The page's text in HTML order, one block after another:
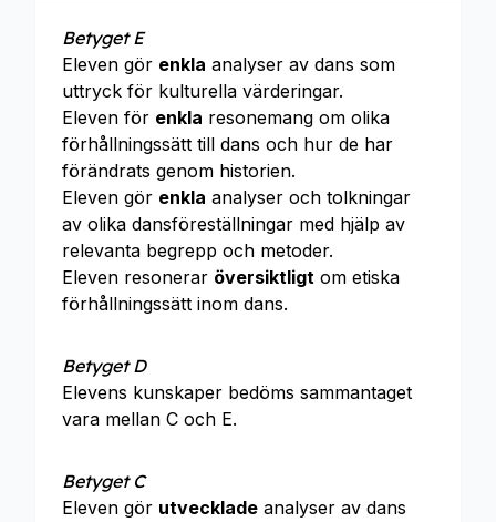
Betyget E
Eleven gör enkla analyser av dans som
uttryck för kulturella värderingar.
Eleven för enkla resonemang om olika
förhållningssätt till dans och hur de har
förändrats genom historien.
Eleven gör enkla analyser och tolkningar
av olika dansföreställningar med hjälp av
relevanta begrepp och metoder.
Eleven resonerar översiktligt om etiska
förhållningssätt inom dans.
Betyget D
Elevens kunskaper bedöms sammantaget
vara mellan C och E.
Betyget C
Eleven gör utvecklade analyser av dans